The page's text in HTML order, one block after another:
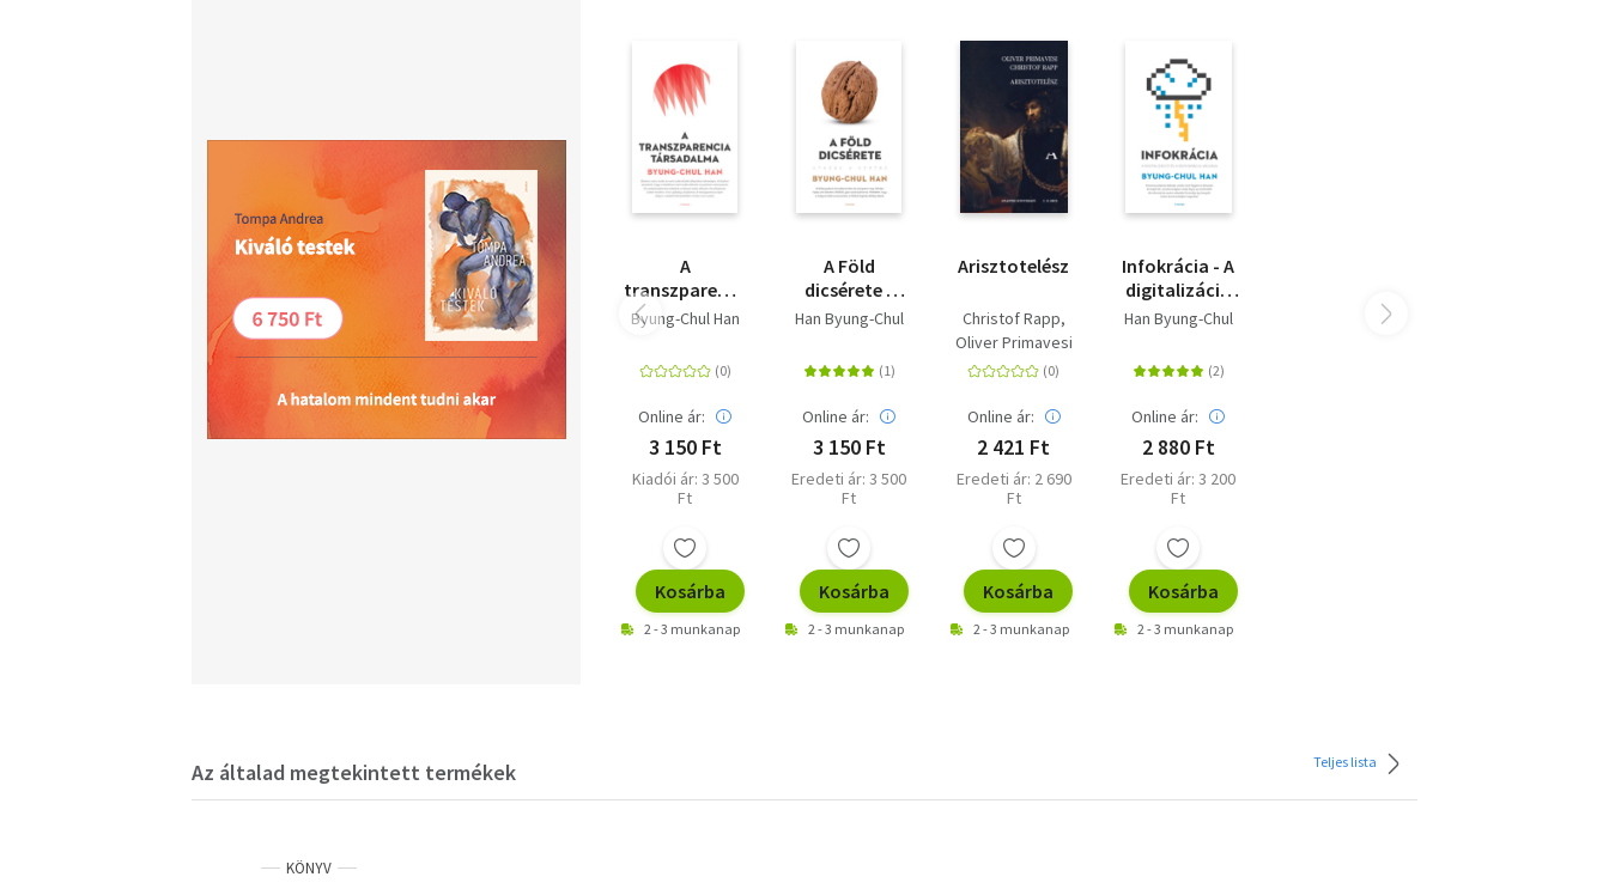
A
transzparencia
társadalma
Byung-Chul Han
Online ár:
3 150 Ft
Kiadói ár: 3 500
Ft
Kosárba
2 - 3 munkanap
A Föld
dicsérete -
Utazás a
Han Byung-Chul
Online ár:
3 150 Ft
Eredeti ár: 3 500
Ft
Kosárba
2 - 3 munkanap
Arisztotelész
Christof Rapp
Oliver Primavesi
Online ár:
2 421 Ft
Eredeti ár: 2 690
Ft
Kosárba
2 - 3 munkanap
Infokrácia - A
digitalizáció
és a
válsága
Han Byung-Chul
Online ár:
2 880 Ft
Eredeti ár: 3 200
Ft
Kosárba
2 - 3 munkanap
Az általad megtekintett termékek Teljes lista
KÖNYV